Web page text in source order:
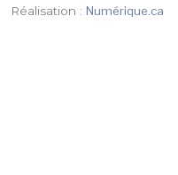
Réalisation :Numérique.ca